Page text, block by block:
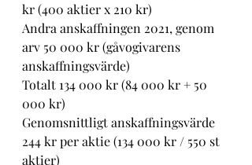
kr (400 aktier x 210 kr)
Andra anskaffningen 2021, genom
arv 50 000 kr (gåvogivarens
anskaffningsvärde)
Totalt 134 000 kr (84 000 kr + 50
000 kr)
Genomsnittligt anskaffningsvärde
244 kr per aktie (134 000 kr / 550 st
aktier)